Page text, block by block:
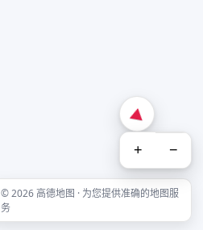
+ −
© 2026 高德地图 · 为您提供准确的地图服
务